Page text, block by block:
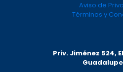
Aviso de
Términos y
Priv. Jiménez 524,